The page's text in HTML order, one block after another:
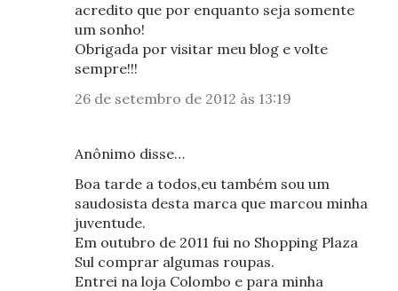
acredito que por enquanto seja somente
um sonho!
Obrigada por visitar meu blog e volte
sempre!!!
26 de setembro de 2012 às 13:19
Anônimo disse…
Boa tarde a todos,eu também sou um
saudosista desta marca que marcou minha
juventude.
Em outubro de 2011 fui no Shopping Plaza
Sul comprar algumas roupas.
Entrei na loja Colombo e para minha